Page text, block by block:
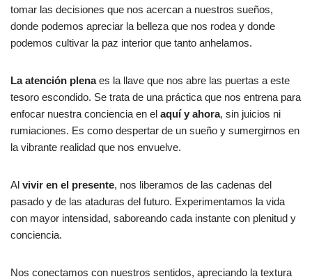
tomar las decisiones que nos acercan a nuestros sueños,
donde podemos apreciar la belleza que nos rodea y donde
podemos cultivar la paz interior que tanto anhelamos.
La atención plenaes la llave que nos abre las puertas a este
tesoro escondido. Se trata de una práctica que nos entrena para
enfocar nuestra conciencia en el aquí y ahora, sin juicios ni
rumiaciones. Es como despertar de un sueño y sumergirnos en
la vibrante realidad que nos envuelve.
Al vivir en el presente, nos liberamos de las cadenas del
pasado y de las ataduras del futuro. Experimentamos la vida
con mayor intensidad, saboreando cada instante con plenitud y
conciencia.
Nos conectamos con nuestros sentidos, apreciando la textura